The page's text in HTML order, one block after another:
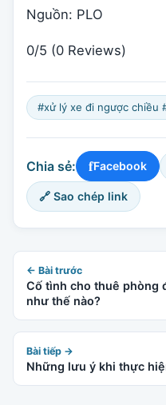
Nguồn: PLO
0/5 (0 Reviews)
#xử lý xe đi ngược chiều
Chia sẻ: fFacebook
🔗 Sao chép link
← Bài trước
Cố tình cho thuê phòng
như thế nào?
Bài tiếp →
Những lưu ý khi thực